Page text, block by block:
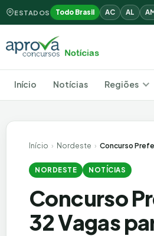
ESTADOS Todo Brasil AC AL
Início Notícias Regiões
Início › Nordeste › Concurso
NORDESTE NOTÍCIAS
Concurso
32 Vagas